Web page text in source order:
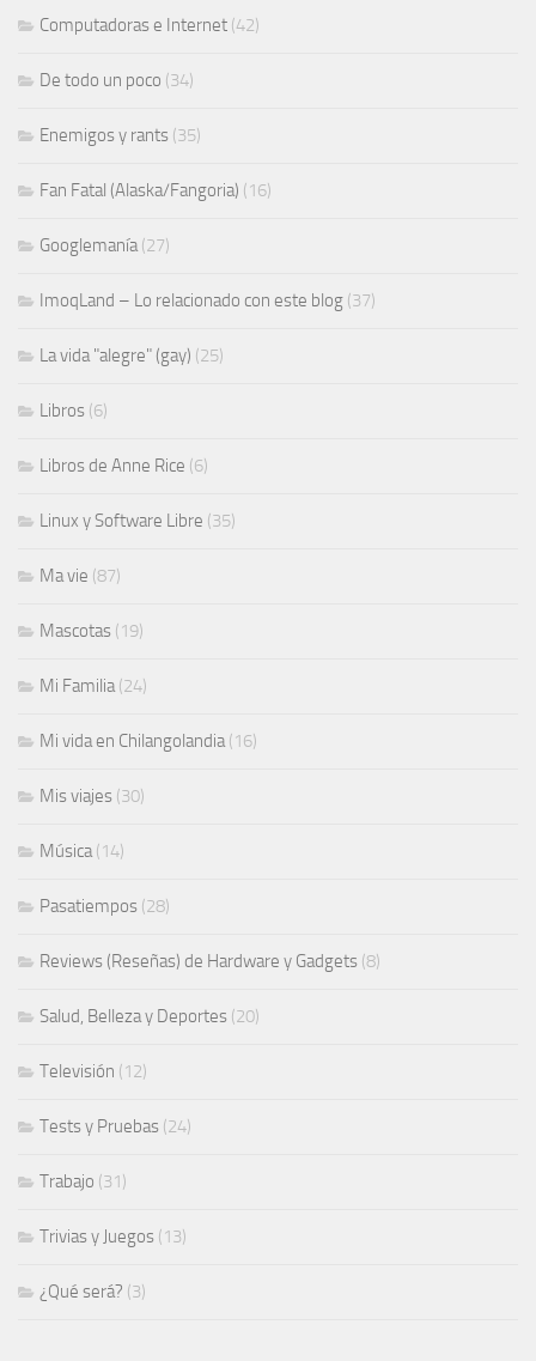
Computadoras e Internet (42)
De todo un poco (34)
Enemigos y rants (35)
Fan Fatal (Alaska/Fangoria) (16)
Googlemanía(27)
ImoqLand – Lo relacionado con este blog (37)
La vida "alegre" (gay) (25)
Libros (6)
Libros de Anne Rice (6)
Linux y Software Libre (35)
Ma vie (87)
Mascotas (19)
Mi Familia(24)
Mi vida en Chilangolandia(16)
Mis viajes (30)
Música(14)
Pasatiempos (28)
Reviews (Reseñas) de Hardware y Gadgets (8)
Salud, Belleza y Deportes (20)
Televisión (12)
Tests y Pruebas (24)
Trabajo (31)
Trivias y Juegos (13)
¿Qué será? (3)